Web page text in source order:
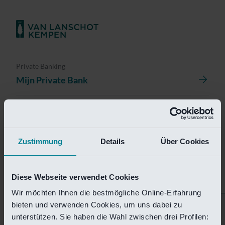
Zustimmung Details Über Cookies
Diese Webseite verwendet Cookies
Wir möchten Ihnen die bestmögliche Online-Erfahrung
bieten und verwenden Cookies, um uns dabei zu
unterstützen. Sie haben die Wahl zwischen drei Profilen:
Private Banking
Mijn Private Bank
Helaas is deze pagina